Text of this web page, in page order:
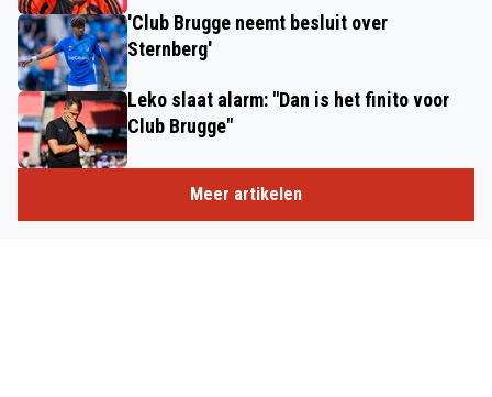
'Club Brugge neemt besluit over
Sternberg'
Leko slaat alarm: "Dan is het finito voor
Club Brugge"
Meer artikelen